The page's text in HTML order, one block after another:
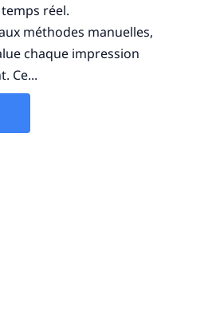
réel.
méthodes manuelles,
chaque impression
Ce...